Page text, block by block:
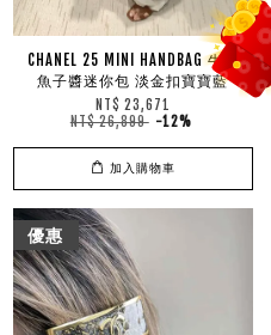
CHANEL 25 MINI HANDBAG 牛皮
魚子醬迷你包 淡金扣寶寶藍
NT$ 23,671
NT$ 26,899 -12%
加入購物車
優惠